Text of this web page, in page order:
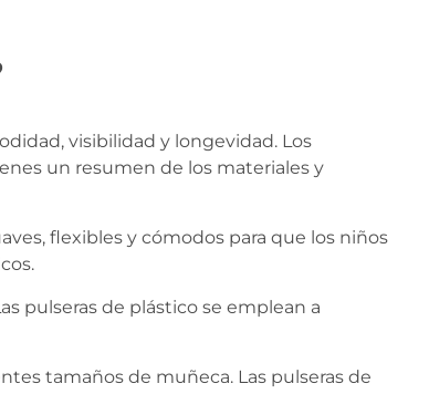
visibilidad y longevidad. Los
un resumen de los materiales y
flexibles y cómodos para que los niños
pulseras de plástico se emplean a
tamaños de muñeca. Las pulseras de